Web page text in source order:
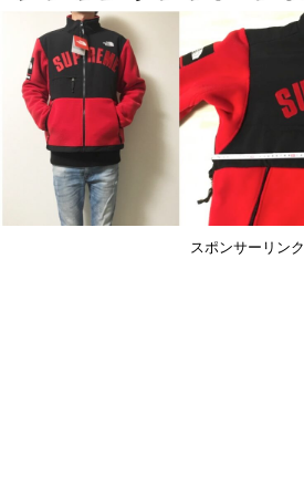
スポンサーリンク